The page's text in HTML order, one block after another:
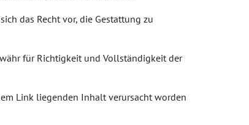
das Recht vor, die Gestattung zu
für Richtigkeit und Vollständigkeit der
Link liegenden Inhalt verursacht worden